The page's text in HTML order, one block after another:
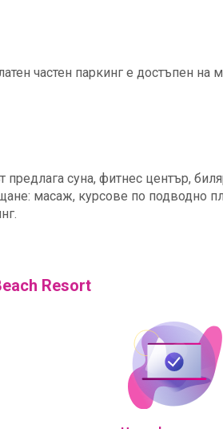
частен паркинг е достъпен на
предлага суна, фитнес център,
масаж, курсове по подводно
Resort